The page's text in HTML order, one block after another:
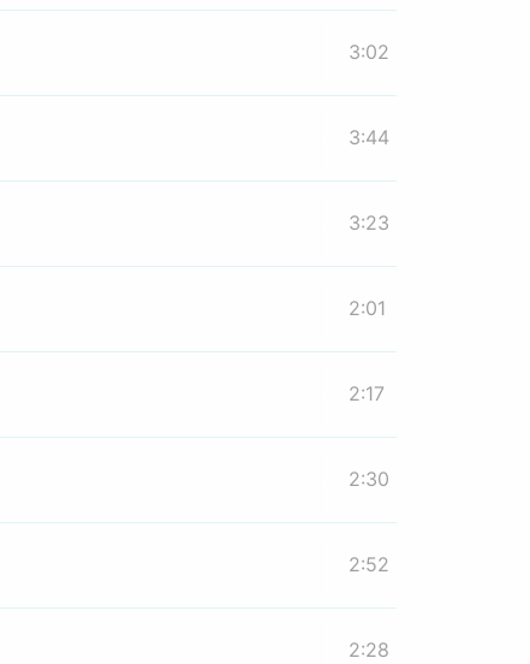
3:02
3:44
3:23
2:01
2:17
2:30
2:52
2:28